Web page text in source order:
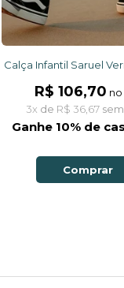
R$ 106,70 no
3x de R$ 36,67sem
Ganhe 10% de
Comprar